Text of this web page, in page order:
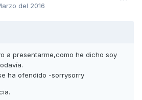
del 2016
a presentarme,como he dicho soy
ha ofendido -sorrysorry